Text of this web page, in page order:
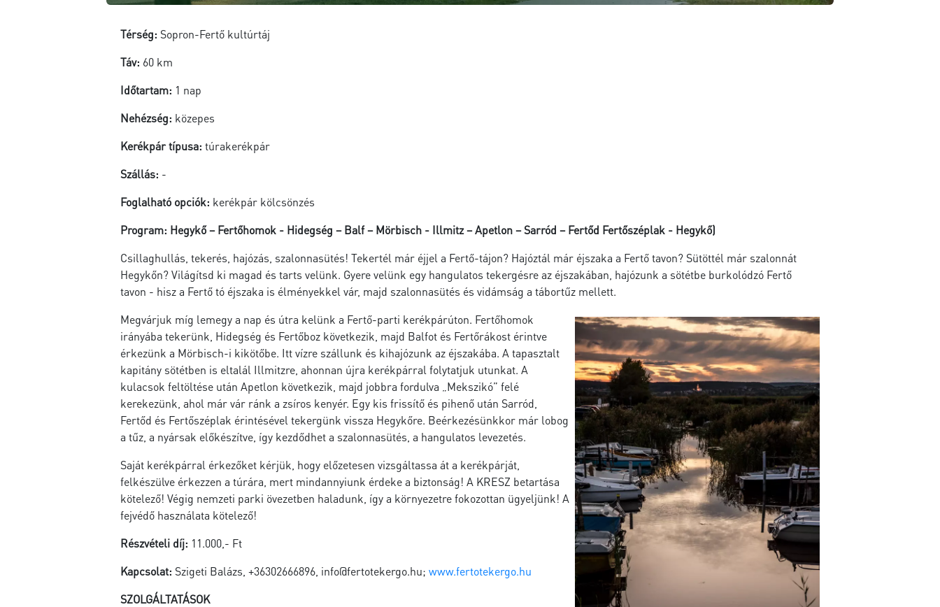
Térség: Sopron-Fertő kultúrtáj
Táv: 60 km
Időtartam: 1 nap
Nehézség: közepes
Kerékpár típusa: túrakerékpár
Szállás: -
Foglalható opciók: kerékpár kölcsönzés
Program: Hegykő – Fertőhomok - Hidegség – Balf – Mörbisch - Illmitz – Apetlon – Sarród – Fertőd Fertőszéplak - Hegykő)
Csillaghullás, tekerés, hajózás, szalonnasütés! Tekertél már éjjel a Fertő-tájon? Hajóztál már éjszaka a Fertő tavon? Sütöttél már szalonnát
Hegykőn? Világítsd ki magad és tarts velünk. Gyere velünk egy hangulatos tekergésre az éjszakában, hajózunk a sötétbe burkolódzó Fertő
tavon - hisz a Fertő tó éjszaka is élményekkel vár, majd szalonnasütés és vidámság a tábortűz mellett.
Megvárjuk míg lemegy a nap és útra kelünk a Fertő-parti kerékpárúton. Fertőhomok
irányába tekerünk, Hidegség és Fertőboz következik, majd Balfot és Fertőrákost érintve
érkezünk a Mörbisch-i kikötőbe. Itt vízre szállunk és kihajózunk az éjszakába. A tapasztalt
kapitány sötétben is eltalál Illmitzre, ahonnan újra kerékpárral folytatjuk utunkat. A
kulacsok feltöltése után Apetlon következik, majd jobbra fordulva „Mekszikó” felé
kerekezünk, ahol már vár ránk a zsíros kenyér. Egy kis frissítő és pihenő után Sarród,
Fertőd és Fertőszéplak érintésével tekergünk vissza Hegykőre. Beérkezésünkkor már lobog
a tűz, a nyársak előkészítve, így kezdődhet a szalonnasütés, a hangulatos levezetés.
Saját kerékpárral érkezőket kérjük, hogy előzetesen vizsgáltassa át a kerékpárját,
felkészülve érkezzen a túrára, mert mindannyiunk érdeke a biztonság! A KRESZ betartása
kötelező! Végig nemzeti parki övezetben haladunk, így a környezetre fokozottan ügyeljünk! A
fejvédő használata kötelező!
Részvételi díj: 11.000,- Ft
Kapcsolat: Szigeti Balázs, +36302666896, info@fertotekergo.hu; www.fertotekergo.hu
SZOLGÁLTATÁSOK